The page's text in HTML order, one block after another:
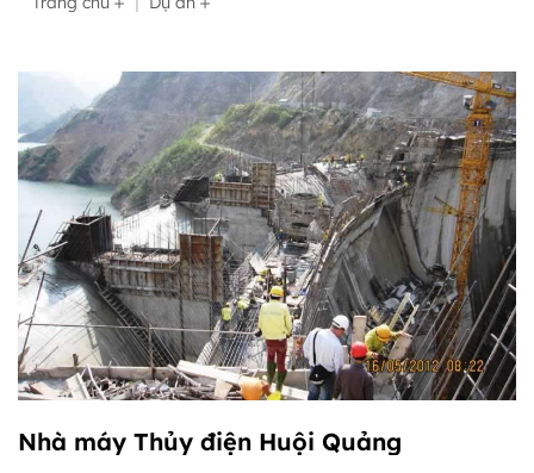
Nhà máy Thủy điện Huội Quảng